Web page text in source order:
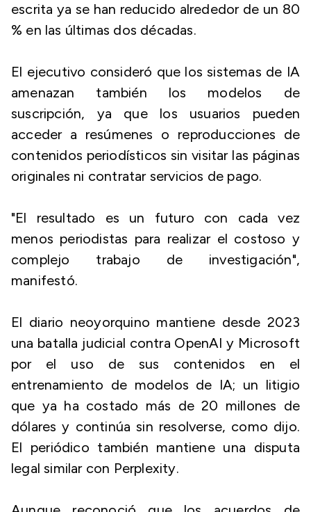
escrita ya se han reducido alrededor de un 80
% en las últimas dos décadas.
El ejecutivo consideró que los sistemas de IA
amenazan también los modelos de
suscripción, ya que los usuarios pueden
acceder a resúmenes o reproducciones de
contenidos periodísticos sin visitar las páginas
originales ni contratar servicios de pago.
"El resultado es un futuro con cada vez
menos periodistas para realizar el costoso y
complejo trabajo de investigación",
manifestó.
El diario neoyorquino mantiene desde 2023
una batalla judicial contra OpenAI y Microsoft
por el uso de sus contenidos en el
entrenamiento de modelos de IA; un litigio
que ya ha costado más de 20 millones de
dólares y continúa sin resolverse, como dijo.
El periódico también mantiene una disputa
legal similar con Perplexity.